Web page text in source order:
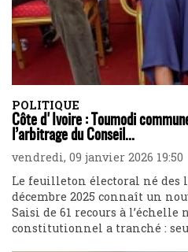
POLITIQUE
Côte d'Ivoire : Toumodi
l’arbitrage du Conseil...
vendredi, 09 janvier 2026 19:50
Le feuilleton électoral né des
décembre 2025 connaît un
Saisi de 61 recours à l’échelle
constitutionnel a tranché :